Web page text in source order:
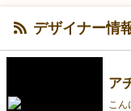
デザイナー情
ア